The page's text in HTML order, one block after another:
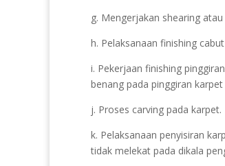
g. Mengerjakan shearing
h. Pelaksanaan finishing
i. Pekerjaan finishing
benang pada pinggiran
j. Proses carving pada
k. Pelaksanaan penyisiran
tidak melekat pada dikala